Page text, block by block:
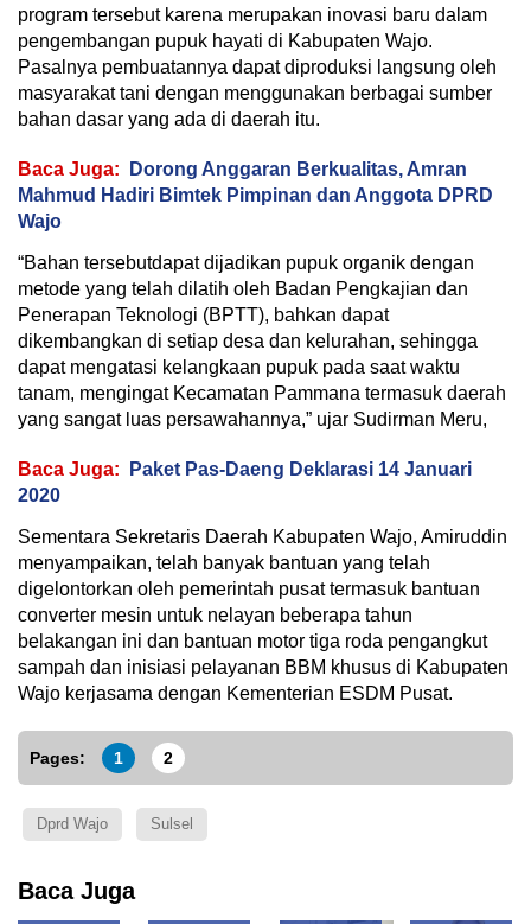
program tersebut karena merupakan inovasi baru dalam
pengembangan pupuk hayati di Kabupaten Wajo.
Pasalnya pembuatannya dapat diproduksi langsung oleh
masyarakat tani dengan menggunakan berbagai sumber
bahan dasar yang ada di daerah itu.
Baca Juga:
Dorong Anggaran Berkualitas, Amran
Mahmud Hadiri Bimtek Pimpinan dan Anggota DPRD
Wajo
“Bahan tersebutdapat dijadikan pupuk organik dengan
metode yang telah dilatih oleh Badan Pengkajian dan
Penerapan Teknologi (BPTT), bahkan dapat
dikembangkan di setiap desa dan kelurahan, sehingga
dapat mengatasi kelangkaan pupuk pada saat waktu
tanam, mengingat Kecamatan Pammana termasuk daerah
yang sangat luas persawahannya,” ujar Sudirman Meru,
Baca Juga:
Paket Pas-Daeng Deklarasi 14 Januari
2020
Sementara Sekretaris Daerah Kabupaten Wajo, Amiruddin
menyampaikan, telah banyak bantuan yang telah
digelontorkan oleh pemerintah pusat termasuk bantuan
converter mesin untuk nelayan beberapa tahun
belakangan ini dan bantuan motor tiga roda pengangkut
sampah dan inisiasi pelayanan BBM khusus di Kabupaten
Wajo kerjasama dengan Kementerian ESDM Pusat.
Pages: 1 2
Dprd Wajo Sulsel
Baca Juga